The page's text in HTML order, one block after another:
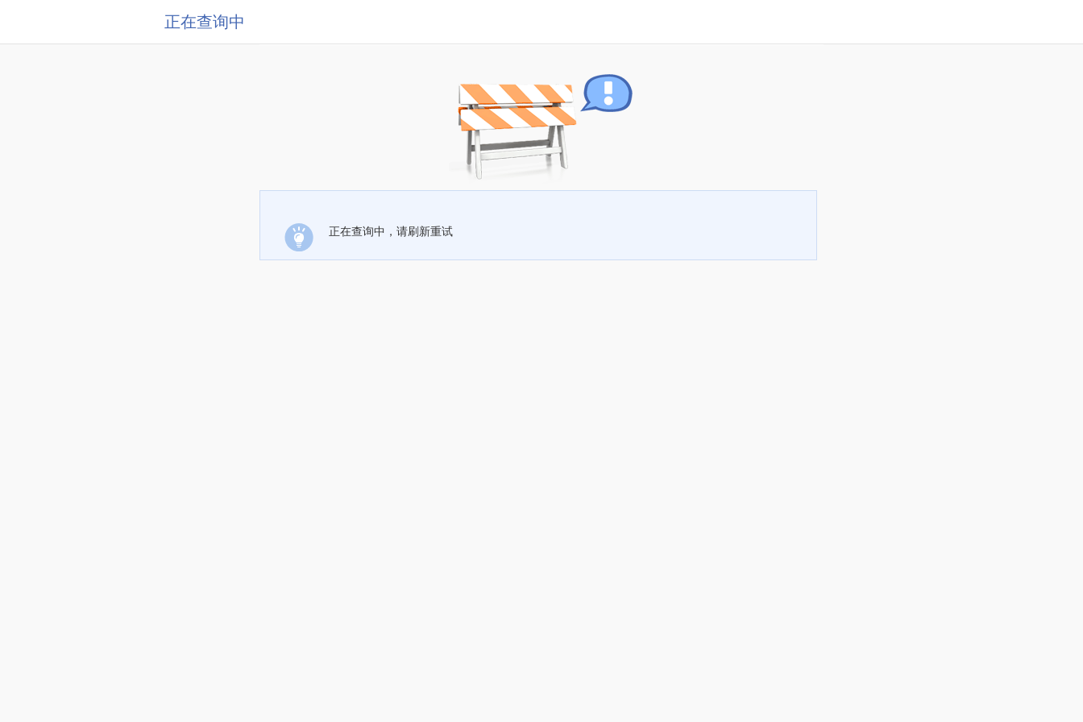
正在查询中
正在查询中，请刷新重试